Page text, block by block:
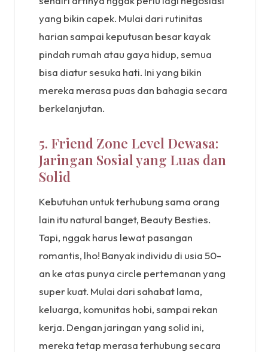
yang bikin capek. Mulai dari rutinitas
harian sampai keputusan besar kayak
pindah rumah atau gaya hidup, semua
bisa diatur sesuka hati. Ini yang bikin
mereka merasa puas dan bahagia secara
berkelanjutan.
5. Friend Zone Level Dewasa:
Jaringan Sosial yang Luas dan
Solid
Kebutuhan untuk terhubung sama orang
lain itu natural banget, Beauty Besties.
Tapi, nggak harus lewat pasangan
romantis, lho! Banyak individu di usia 50-
an ke atas punya circle pertemanan yang
super kuat. Mulai dari sahabat lama,
keluarga, komunitas hobi, sampai rekan
kerja. Dengan jaringan yang solid ini,
mereka tetap merasa terhubung secara